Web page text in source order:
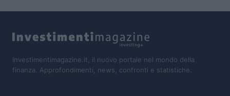
Investimentimagazine.it, il nuovo portale nel mondo della
finanza. Approfondimenti, news, confronti e statistiche.